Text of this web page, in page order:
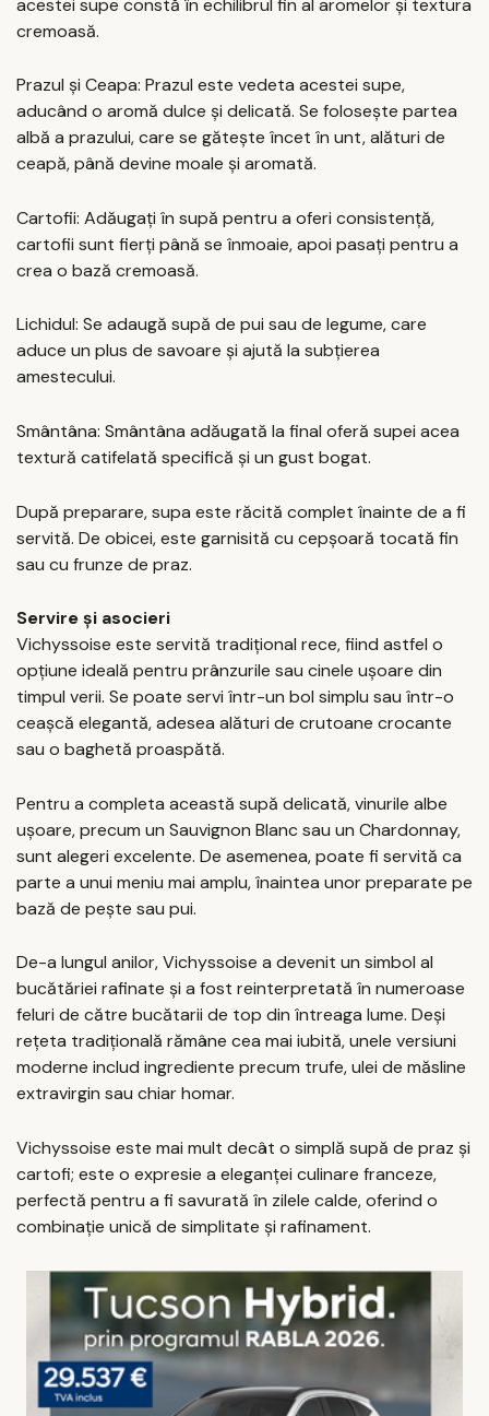
cremoasă.
Prazul și Ceapa: Prazul este vedeta acestei supe,
aducând o aromă dulce și delicată. Se folosește partea
albă a prazului, care se gătește încet în unt, alături de
ceapă, până devine moale și aromată.
Cartofii: Adăugați în supă pentru a oferi consistență,
cartofii sunt fierți până se înmoaie, apoi pasați pentru a
crea o bază cremoasă.
Lichidul: Se adaugă supă de pui sau de legume, care
aduce un plus de savoare și ajută la subțierea
amestecului.
Smântâna: Smântâna adăugată la final oferă supei acea
textură catifelată specifică și un gust bogat.
După preparare, supa este răcită complet înainte de a fi
servită. De obicei, este garnisită cu cepșoară tocată fin
sau cu frunze de praz.
Servire și asocieri
Vichyssoise este servită tradițional rece, fiind astfel o
opțiune ideală pentru prânzurile sau cinele ușoare din
timpul verii. Se poate servi într-un bol simplu sau într-o
ceașcă elegantă, adesea alături de crutoane crocante
sau o baghetă proaspătă.
Pentru a completa această supă delicată, vinurile albe
ușoare, precum un Sauvignon Blanc sau un Chardonnay,
sunt alegeri excelente. De asemenea, poate fi servită ca
parte a unui meniu mai amplu, înaintea unor preparate pe
bază de pește sau pui.
De-a lungul anilor, Vichyssoise a devenit un simbol al
bucătăriei rafinate și a fost reinterpretată în numeroase
feluri de către bucătarii de top din întreaga lume. Deși
rețeta tradițională rămâne cea mai iubită, unele versiuni
moderne includ ingrediente precum trufe, ulei de măsline
extravirgin sau chiar homar.
Vichyssoise este mai mult decât o simplă supă de praz și
cartofi; este o expresie a eleganței culinare franceze,
perfectă pentru a fi savurată în zilele calde, oferind o
combinație unică de simplitate și rafinament.